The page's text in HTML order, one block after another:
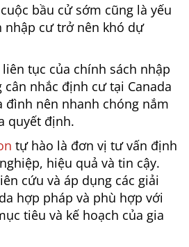
bầu cử sớm cũng là yếu
nhập cư trở nên khó dự
tục của chính sách nhập
cân nhắc định cư tại Canada
đình nên nhanh chóng nắm
quyết định.
tự hào là đơn vị tư vấn định
hiệu quả và tin cậy.
cứu và áp dụng các giải
hợp pháp và phù hợp với
tiêu và kế hoạch của gia